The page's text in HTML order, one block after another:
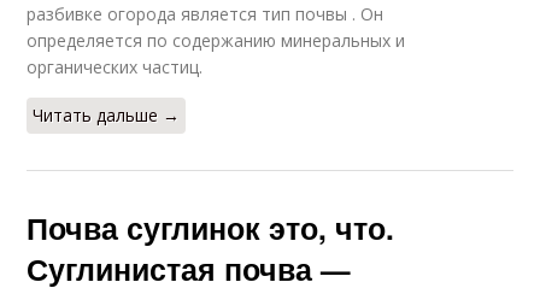
разбивке огорода является тип почвы . Он
определяется по содержанию минеральных и
органических частиц.
Читать дальше →
Почва суглинок это, что.
Суглинистая почва —